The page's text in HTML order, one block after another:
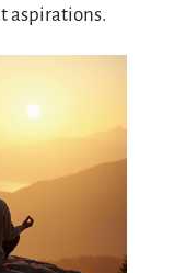
aspirations.